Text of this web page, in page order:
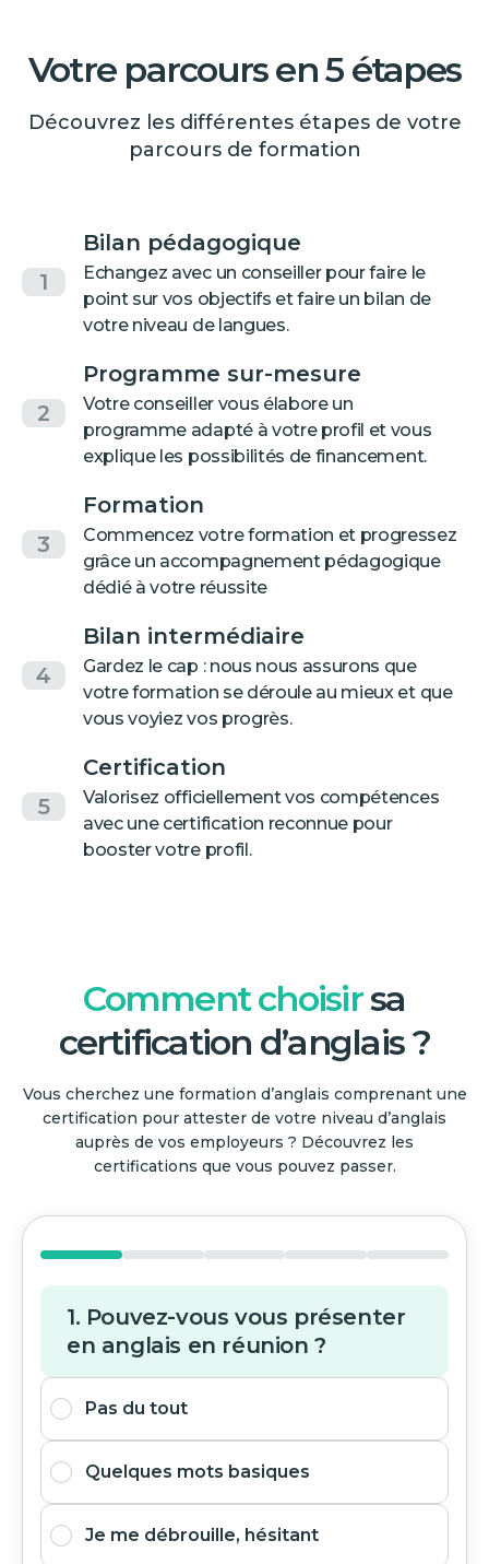
Votre parcours en 5 étapes
Découvrez les différentes étapes de votre
parcours de formation
1
Bilan pédagogique
Echangez avec un conseiller pour faire le
point sur vos objectifs et faire un bilan de
votre niveau de langues.
2
Programme sur-mesure
Votre conseiller vous élabore un
programme adapté à votre profil et vous
explique les possibilités de financement.
3
Formation
Commencez votre formation et progressez
grâce un accompagnement pédagogique
dédié à votre réussite
4
Bilan intermédiaire
Gardez le cap : nous nous assurons que
votre formation se déroule au mieux et que
vous voyiez vos progrès.
5
Certification
Valorisez officiellement vos compétences
avec une certification reconnue pour
booster votre profil.
Comment choisirsa
certification d’anglais ?
Vous cherchez une formation d’anglais comprenant une
certification pour attester de votre niveau d’anglais
auprès de vos employeurs ? Découvrez les
certifications que vous pouvez passer.
1. Pouvez-vous vous présenter
en anglais en réunion ?
Pas du tout
Quelques mots basiques
Je me débrouille, hésitant